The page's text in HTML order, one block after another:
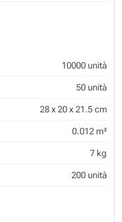
10000 unità
50 unità
28 x 20 x 21.5 cm
0.012 m³
7 kg
200 unità